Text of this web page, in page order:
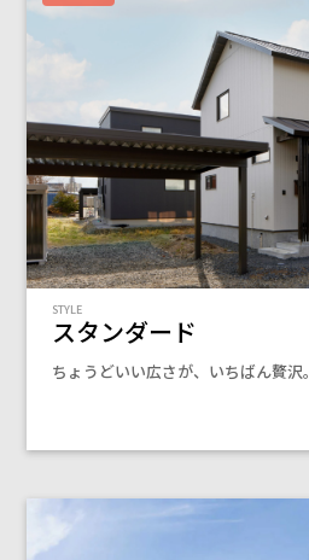
STYLE
スタンダード
ちょうどいい広さが、いちばん贅沢。